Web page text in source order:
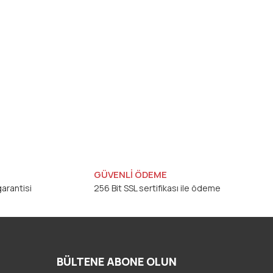
GÜVENLİ ÖDEME
256 Bit SSL sertifikası ile ödeme
BÜLTENE ABONE OLUN